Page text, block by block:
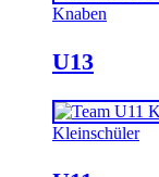
Knaben
U13
Kleinschüler